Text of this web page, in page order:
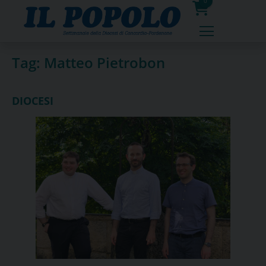
0
prodotti
Tag: Matteo Pietrobon
DIOCESI